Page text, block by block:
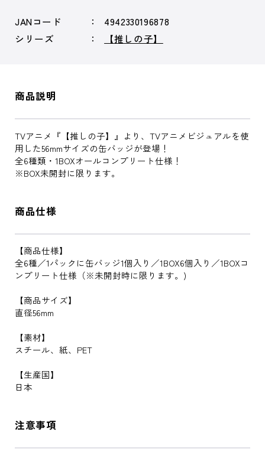
JANコード
4942330196878
シリーズ
【推しの子】
商品説明
TVアニメ『【推しの子】』より、TVアニメビジュアルを使
用した56mmサイズの缶バッジが登場！
全6種類・1BOXオールコンプリート仕様！
※BOX未開封に限ります。
商品仕様
【商品仕様】
全6種／1パックに缶バッジ1個入り／1BOX6個入り／1BOXコ
ンプリート仕様（※未開封時に限ります。)
【商品サイズ】
直径56mm
【素材】
スチール、紙、PET
【生産国】
日本
注意事項